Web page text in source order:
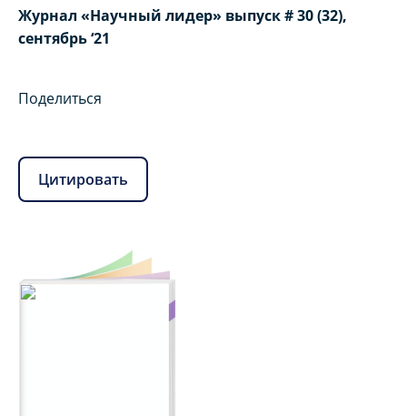
Журнал «Научный лидер» выпуск # 30 (32),
сентябрь ‘21
Поделиться
Цитировать